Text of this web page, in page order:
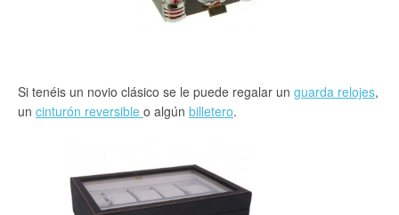
Si tenéis un novio clásico se le puede regalar un guarda relojes,
un cinturón reversible o algún billetero.